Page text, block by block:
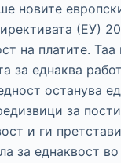
новите
(ЕУ)
на платите. Таа
за еднаква
останува
за
и ги
за еднаквост